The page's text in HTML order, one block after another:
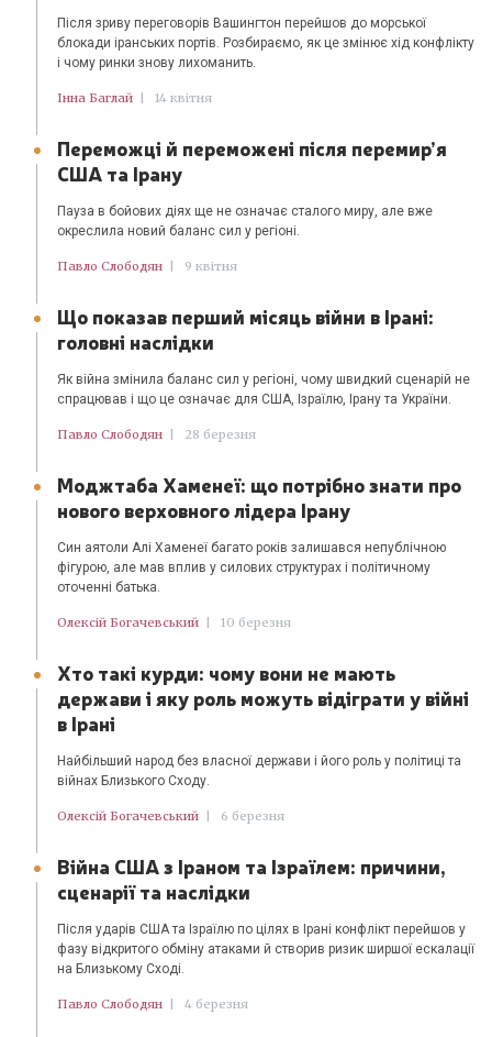
Після зриву переговорів Вашингтон перейшов до морської
блокади іранських портів. Розбираємо, як це змінює хід конфлікту
і чому ринки знову лихоманить.
Інна Баглай 14 квітня
Переможці й переможені після перемир’я
США та Ірану
Пауза в бойових діях ще не означає сталого миру, але вже
окреслила новий баланс сил у регіоні.
Павло Слободян 9 квітня
Що показав перший місяць війни в Ірані:
головні наслідки
Як війна змінила баланс сил у регіоні, чому швидкий сценарій не
спрацював і що це означає для США, Ізраїлю, Ірану та України.
Павло Слободян 28 березня
Моджтаба Хаменеї: що потрібно знати про
нового верховного лідера Ірану
Син аятоли Алі Хаменеї багато років залишався непублічною
фігурою, але мав вплив у силових структурах і політичному
оточенні батька.
Олексій Богачевський 10 березня
Хто такі курди: чому вони не мають
держави і яку роль можуть відіграти у війні
в Ірані
Найбільший народ без власної держави і його роль у політиці та
війнах Близького Сходу.
Олексій Богачевський 6 березня
Війна США з Іраном та Ізраїлем: причини,
сценарії та наслідки
Після ударів США та Ізраїлю по цілях в Ірані конфлікт перейшов у
фазу відкритого обміну атаками й створив ризик ширшої ескалації
на Близькому Сході.
Павло Слободян 4 березня